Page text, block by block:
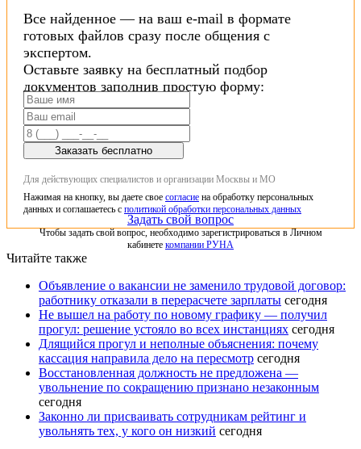
Все найденное — на ваш e-mail в формате
готовых файлов сразу после общения с
экспертом.
Оставьте заявку на бесплатный подбор
документов заполнив простую форму:
Заказать бесплатно
Для действующих специалистов и организации Москвы и МО
Нажимая на кнопку, вы даете свое согласие на обработку персональных
данных и соглашаетесь с политикой обработки персональных данных
Задать свой вопрос
Чтобы задать свой вопрос, необходимо зарегистрироваться в Личном
кабинете компании РУНА
Читайте также
Объявление о вакансии не заменило трудовой договор:
работнику отказали в перерасчете зарплаты сегодня
Не вышел на работу по новому графику — получил
прогул: решение устояло во всех инстанциях сегодня
Длящийся прогул и неполные объяснения: почему
кассация направила дело на пересмотр сегодня
Восстановленная должность не предложена —
увольнение по сокращению признано незаконным
сегодня
Законно ли присваивать сотрудникам рейтинг и
увольнять тех, у кого он низкий сегодня